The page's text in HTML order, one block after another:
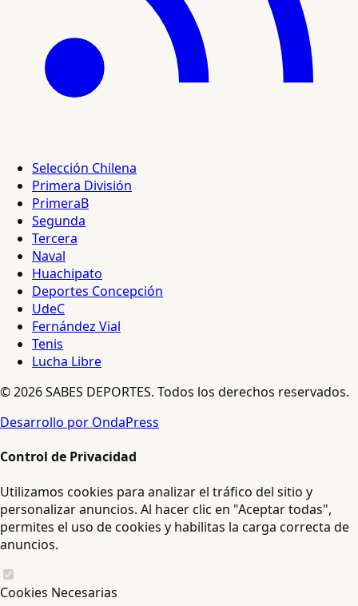
Selección Chilena
Primera División
PrimeraB
Segunda
Tercera
Naval
Huachipato
Deportes Concepción
UdeC
Fernández Vial
Tenis
Lucha Libre
© 2026 SABES DEPORTES. Todos los derechos reservados.
Desarrollo por OndaPress
Control de Privacidad
Utilizamos cookies para analizar el tráfico del sitio y
personalizar anuncios. Al hacer clic en "Aceptar todas",
permites el uso de cookies y habilitas la carga correcta de
anuncios.
Cookies Necesarias